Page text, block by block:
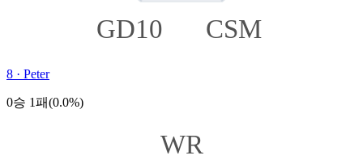
CSM
GD10
8 · Peter
0승 1패(0.0%)
WR